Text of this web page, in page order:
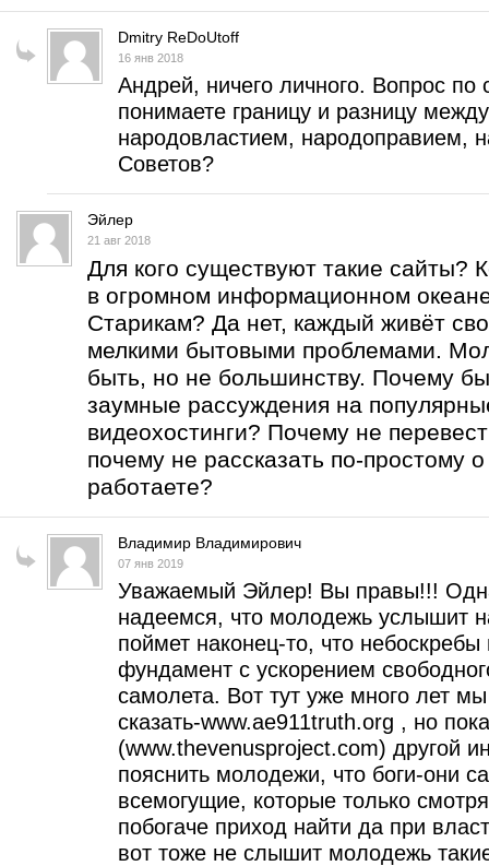
Dmitry ReDoUtoff
16 янв 2018
Андрей, ничего личного. Вопрос по
понимаете границу и разницу
народовластием, народоправием,
Советов?
Эйлер
21 авг 2018
Для кого существуют такие сайты?
в огромном информационном
Старикам? Да нет, каждый живёт
мелкими бытовыми проблемами.
быть, но не большинству. Почему
заумные рассуждения на
видеохостинги? Почему не
почему не рассказать по-простому
работаете?
Владимир Владимирович
07 янв 2019
Уважаемый Эйлер! Вы правы!!!
надеемся, что молодежь услышит
поймет наконец-то, что
фундамент с ускорением
самолета. Вот тут уже много лет
сказать-www.ae911truth.org , но
(www.thevenusproject.com) другой
пояснить молодежи, что боги-они
всемогущие, которые только
побогаче приход найти да при
вот тоже не слышит молодежь